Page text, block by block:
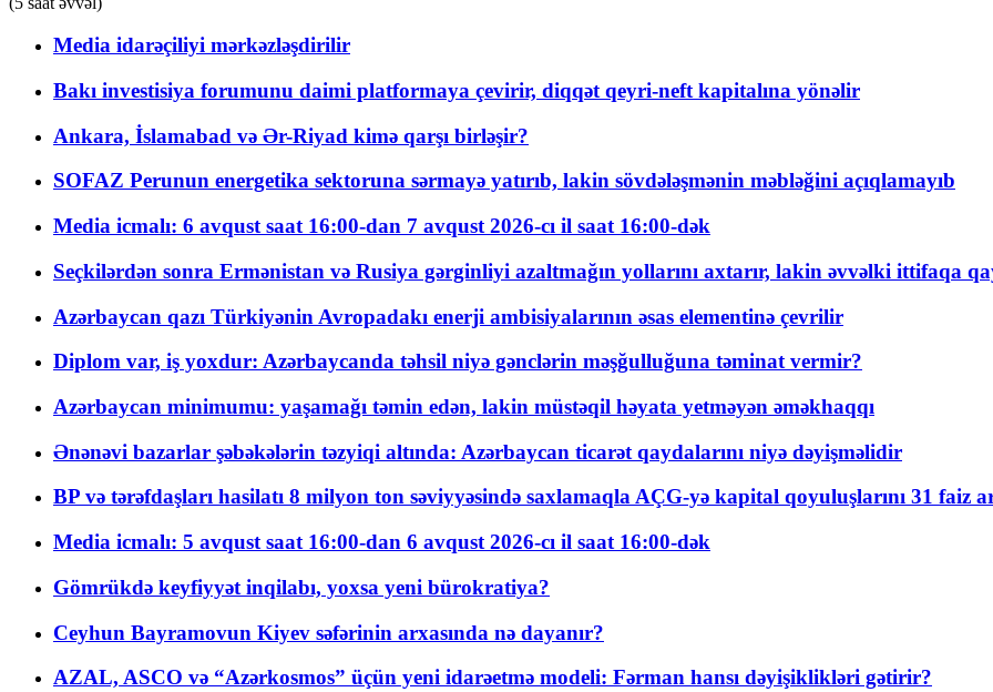
Media idarəçiliyi mərkəzləşdirilir
Bakı investisiya forumunu daimi platformaya çevirir, diqqət qeyri-neft kapitalına yönəlir
Ankara, İslamabad və Ər-Riyad kimə qarşı birləşir?
SOFAZ Perunun energetika sektoruna sərmayə yatırıb, lakin sövdələşmənin məbləğini açıqlamayıb
Media icmalı: 6 avqust saat 16:00-dan 7 avqust 2026-cı il saat 16:00-dək
Seçkilərdən sonra Ermənistan və Rusiya gərginliyi azaltmağın yollarını axtarır, lakin əvvəlki ittifaqa
Azərbaycan qazı Türkiyənin Avropadakı enerji ambisiyalarının əsas elementinə çevrilir
Diplom var, iş yoxdur: Azərbaycanda təhsil niyə gənclərin məşğulluğuna təminat vermir?
Azərbaycan minimumu: yaşamağı təmin edən, lakin müstəqil həyata yetməyən əməkhaqqı
Ənənəvi bazarlar şəbəkələrin təzyiqi altında: Azərbaycan ticarət qaydalarını niyə dəyişməlidir
BP və tərəfdaşları hasilatı 8 milyon ton səviyyəsində saxlamaqla AÇG-yə kapital qoyuluşlarını 31 faiz
Media icmalı: 5 avqust saat 16:00-dan 6 avqust 2026-cı il saat 16:00-dək
Gömrükdə keyfiyyət inqilabı, yoxsa yeni bürokratiya?
Ceyhun Bayramovun Kiyev səfərinin arxasında nə dayanır?
AZAL, ASCO və “Azərkosmos” üçün yeni idarəetmə modeli: Fərman hansı dəyişiklikləri gətirir?